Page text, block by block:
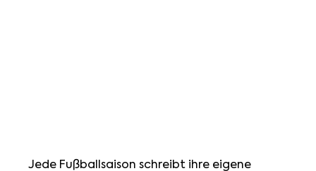
Jede Fußballsaison schreibt ihre eigene